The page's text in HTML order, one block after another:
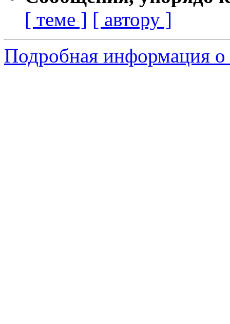
[ теме ] [ автору ]
Подробная информация о